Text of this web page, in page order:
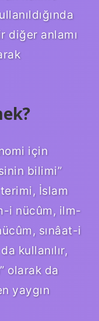
diğer anlamı
için
bilimi”
İslam
i nücûm, ilm-
sınâat-i
kullanılır,
olarak da
yaygın